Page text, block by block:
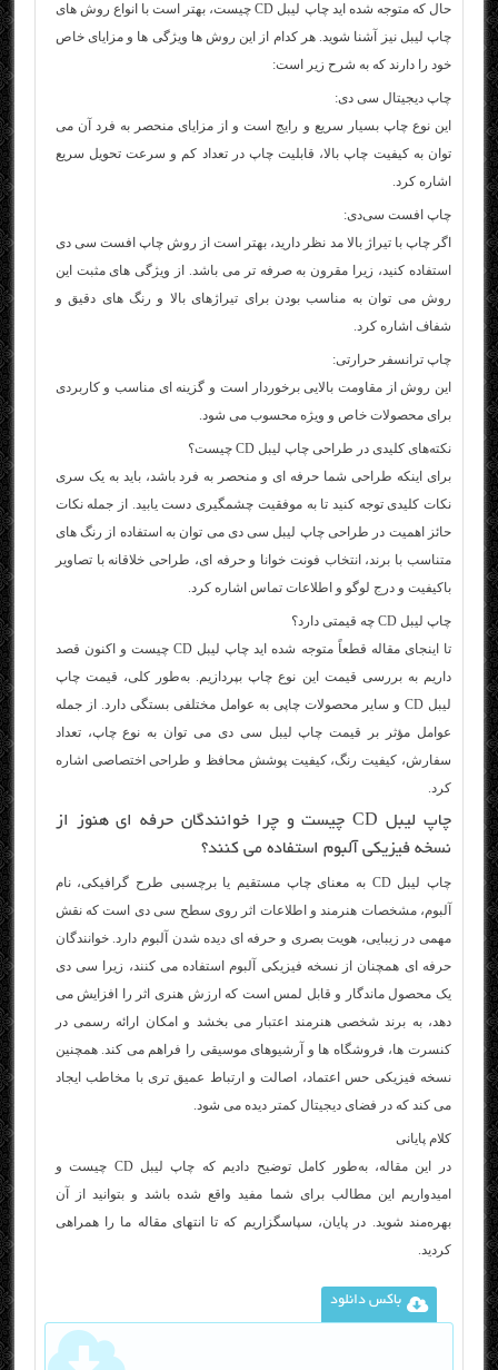
حال که متوجه شده‌ اید چاپ لیبل CD چیست، بهتر است با انواع روش‌ های
چاپ لیبل نیز آشنا شوید. هر کدام از این روش‌ ها ویژگی‌ ها و مزایای خاص
خود را دارند که به شرح زیر است:
چاپ دیجیتال سی‌ دی:
این نوع چاپ بسیار سریع و رایج است و از مزایای منحصر‌ به‌ فرد آن می‌
توان به کیفیت چاپ بالا، قابلیت چاپ در تعداد کم و سرعت تحویل سریع
اشاره کرد.
چاپ افست سی‌دی:
اگر چاپ با تیراژ بالا مد نظر دارید، بهتر است از روش چاپ افست سی‌ دی
استفاده کنید، زیرا مقرون‌ به‌ صرفه‌ تر می‌ باشد. از ویژگی‌ های مثبت این
روش می‌ توان به مناسب بودن برای تیراژهای بالا و رنگ‌ های دقیق و
شفاف اشاره کرد.
چاپ ترانسفر حرارتی:
این روش از مقاومت بالایی برخوردار است و گزینه‌ ای مناسب و کاربردی
برای محصولات خاص و ویژه محسوب می‌ شود.
نکته‌های کلیدی در طراحی چاپ لیبل CD چیست؟
برای اینکه طراحی شما حرفه‌ ای و منحصر به‌ فرد باشد، باید به یک‌ سری
نکات کلیدی توجه کنید تا به موفقیت چشمگیری دست یابید. از جمله نکات
حائز اهمیت در طراحی چاپ لیبل سی‌ دی می‌ توان به استفاده از رنگ‌ های
متناسب با برند، انتخاب فونت خوانا و حرفه‌ ای، طراحی خلاقانه با تصاویر
باکیفیت و درج لوگو و اطلاعات تماس اشاره کرد.
چاپ لیبل CD چه قیمتی دارد؟
تا اینجای مقاله قطعاً متوجه شده‌ اید چاپ لیبل CD چیست و اکنون قصد
داریم به بررسی قیمت این نوع چاپ بپردازیم. به‌طور کلی، قیمت چاپ
لیبل CD و سایر محصولات چاپی به عوامل مختلفی بستگی دارد. از جمله
عوامل مؤثر بر قیمت چاپ لیبل سی‌ دی می‌ توان به نوع چاپ، تعداد
سفارش، کیفیت رنگ، کیفیت پوشش محافظ و طراحی اختصاصی اشاره
کرد.
چاپ لیبل CD چیست و چرا خوانندگان حرفه‌ ای هنوز از
نسخه فیزیکی آلبوم استفاده می‌ کنند؟
چاپ لیبل CD به معنای چاپ مستقیم یا برچسبی طرح گرافیکی، نام
آلبوم، مشخصات هنرمند و اطلاعات اثر روی سطح سی‌ دی است که نقش
مهمی در زیبایی، هویت بصری و حرفه‌ ای دیده شدن آلبوم دارد. خوانندگان
حرفه‌ ای همچنان از نسخه فیزیکی آلبوم استفاده می‌ کنند، زیرا سی‌ دی
یک محصول ماندگار و قابل لمس است که ارزش هنری اثر را افزایش می‌
دهد، به برند شخصی هنرمند اعتبار می‌ بخشد و امکان ارائه رسمی در
کنسرت‌ ها، فروشگاه‌ ها و آرشیوهای موسیقی را فراهم می‌ کند. همچنین
نسخه فیزیکی حس اعتماد، اصالت و ارتباط عمیق‌ تری با مخاطب ایجاد
می‌ کند که در فضای دیجیتال کمتر دیده می‌ شود.
کلام پایانی
در این مقاله، به‌طور کامل توضیح دادیم که چاپ لیبل CD چیست و
امیدواریم این مطالب برای شما مفید واقع شده باشد و بتوانید از آن
بهره‌مند شوید. در پایان، سپاسگزاریم که تا انتهای مقاله ما را همراهی
کردید.
باکس دانلود